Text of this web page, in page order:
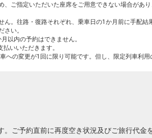
ご指定いただいた座席をご用意できない場合があり
。往路・復路それぞれ、乗車日の1か月前に手配
い。
以内の予約はできません。
いいただきます。
の変更が1回に限り可能です。但し、限定列車利
ご予約直前に再度空き状況及びご旅行代金